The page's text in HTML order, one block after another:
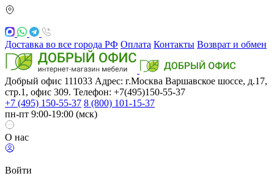
Доставка во все города РФ Оплата Контакты Возврат и обмен
Добрый офис 111033 Адрес: г.Москва Варшавское шоссе, д.17,
стр.1, офис 309. Телефон: +7(495)150-55-37
+7 (495) 150-55-37 8 (800) 101-15-37
пн-пт 9:00-19:00 (мск)
О нас
Войти